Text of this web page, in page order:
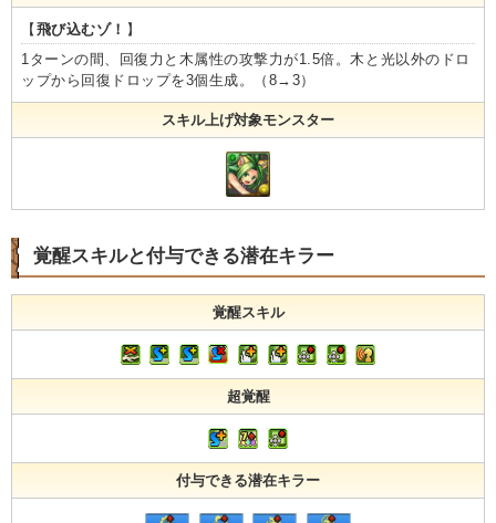
【 飛び込むゾ！ 】
1ターンの間、回復力と木属性の攻撃力が1.5倍。木と光以外のドロ
ップから回復ドロップを3個生成。（8→3）
スキル上げ対象モンスター
覚醒スキルと付与できる潜在キラー
覚醒スキル
超覚醒
付与できる潜在キラー